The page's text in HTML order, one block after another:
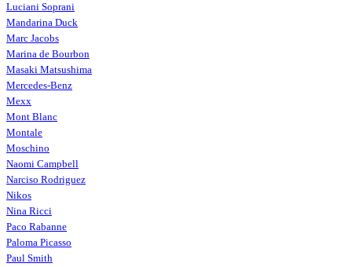
Luciani Soprani
Mandarina Duck
Marc Jacobs
Marina de Bourbon
Masaki Matsushima
Mercedes-Benz
Mexx
Mont Blanc
Montale
Moschino
Naomi Campbell
Narciso Rodriguez
Nikos
Nina Ricci
Paco Rabanne
Paloma Picasso
Paul Smith